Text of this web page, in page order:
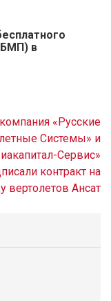
в
«Русские
Системы» и
Сервис»
контракт на
вертолетов Ансат